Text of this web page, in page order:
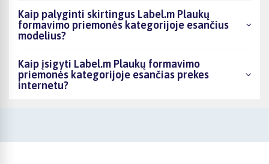
Kaip palyginti skirtingus Label.m Plaukų
formavimo priemonės kategorijoje esančius
modelius?
Kaip įsigyti Label.m Plaukų formavimo
priemonės kategorijoje esančias prekes
internetu?